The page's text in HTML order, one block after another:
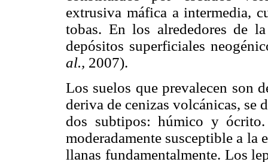
extrusiva máfica a intermedia,
tobas. En los alrededores de
depósitos superficiales
al., 2007).
Los suelos que prevalecen son
deriva de cenizas volcánicas, se
dos subtipos: húmico y
moderadamente susceptible a la
llanas fundamentalmente. Los